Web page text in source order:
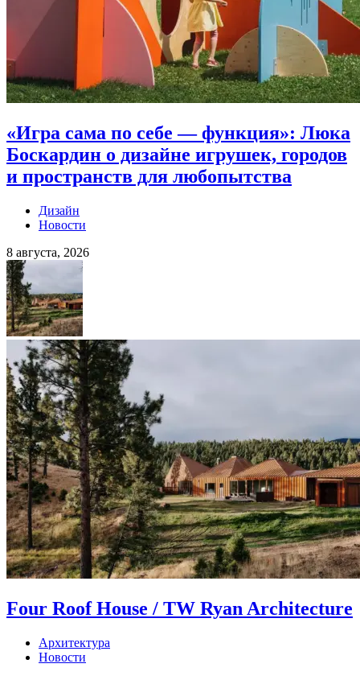
«Игра сама по себе — функция»: Люка
Боскардин о дизайне игрушек, городов
и пространств для любопытства
Дизайн
Новости
8 августа, 2026
Four Roof House / TW Ryan Architecture
Архитектура
Новости